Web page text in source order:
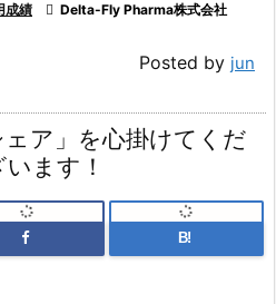
成績  Delta-Fly Pharma株式会社
Posted by jun
ア」を心掛けてくだ
ます！
B!